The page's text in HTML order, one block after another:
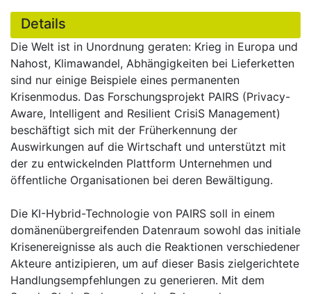
Details
Die Welt ist in Unordnung geraten: Krieg in Europa und
Nahost, Klimawandel, Abhängigkeiten bei Lieferketten
sind nur einige Beispiele eines permanenten
Krisenmodus. Das Forschungsprojekt PAIRS (Privacy-
Aware, Intelligent and Resilient CrisiS Management)
beschäftigt sich mit der Früherkennung der
Auswirkungen auf die Wirtschaft und unterstützt mit
der zu entwickelnden Plattform Unternehmen und
öffentliche Organisationen bei deren Bewältigung.
Die KI-Hybrid-Technologie von PAIRS soll in einem
domänenübergreifenden Datenraum sowohl das initiale
Krisenereignisse als auch die Reaktionen verschiedener
Akteure antizipieren, um auf dieser Basis zielgerichtete
Handlungsempfehlungen zu generieren. Mit dem